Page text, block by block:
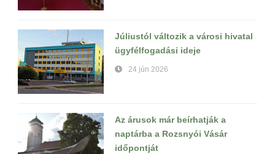
Júliustól változik a városi hivatal
ügyfélfogadási ideje
24 jún 2026
Az árusok már beírhatják a
naptárba a Rozsnyói Vásár
időpontját